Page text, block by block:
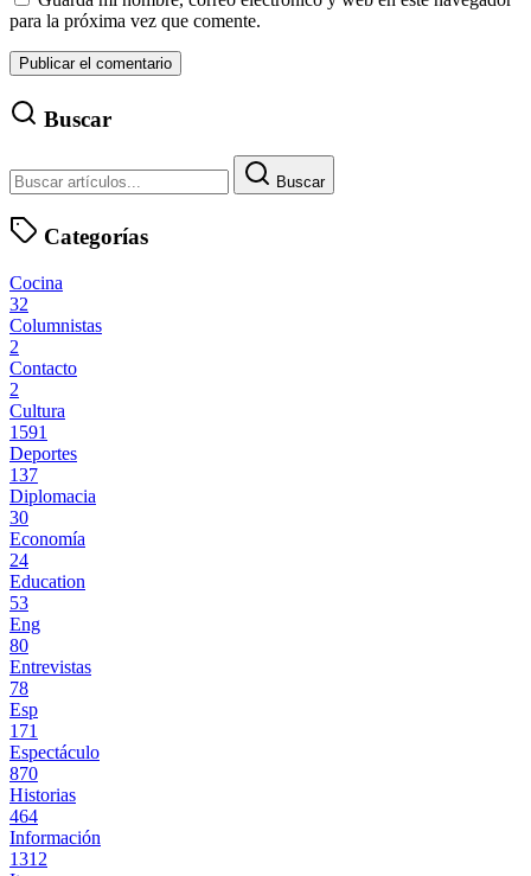
para la próxima vez que comente.
Buscar
Buscar
Categorías
Cocina
32
Columnistas
2
Contacto
2
Cultura
1591
Deportes
137
Diplomacia
30
Economía
24
Education
53
Eng
80
Entrevistas
78
Esp
171
Espectáculo
870
Historias
464
Información
1312